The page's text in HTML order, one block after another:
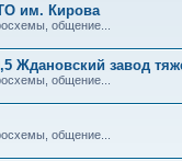
им. Кирова
общение...
Ждановский завод
общение...
общение...